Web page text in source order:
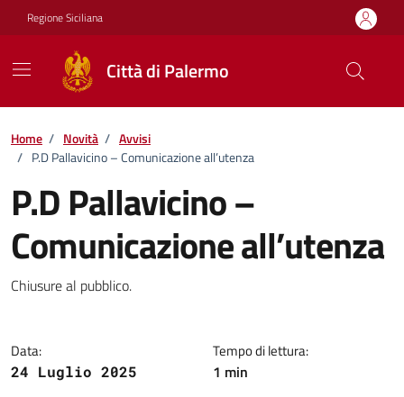
Vai ai contenuti
Vai al footer
Regione Siciliana
Città di Palermo
Home / Novità / Avvisi
/ P.D Pallavicino – Comunicazione all’utenza
P.D Pallavicino –
Comunicazione all’utenza
Dettagli della notizia
Chiusure al pubblico.
Data:
24 Luglio 2025
Tempo di lettura:
1 min